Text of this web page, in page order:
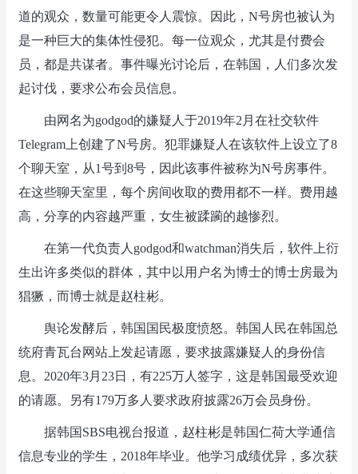
道的观众，数量可能更令人震惊。因此，N号房也被认为
是一种巨大的集体性侵犯。每一位观众，尤其是付费会
员，都是共谋者。事件曝光讨论后，在韩国，人们多次发
起讨伐，要求公布会员信息。
由网名为godgod的嫌疑人于2019年2月在社交软件
Telegram上创建了N号房。犯罪嫌疑人在该软件上设立了8
个聊天室，从1号到8号，因此该事件被称为N号房事件。
在这些聊天室里，每个房间收取的费用都不一样。费用越
高，分享的内容越严重，女生被蹂躏的越惨烈。
在第一代负责人godgod和watchman消失后，软件上衍
生出许多类似的群体，其中以用户名为博士的博士房最为
猖獗，而博士就是赵柱彬。
舆论发酵后，韩国国民极度愤怒。韩国人民在韩国总
统府青瓦台网站上发起请愿，要求披露嫌疑人的身份信
息。2020年3月23日，有225万人签字，这是韩国最受欢迎
的请愿。另有179万多人要求政府披露26万会员身份。
据韩国SBS电视台报道，赵柱彬是韩国仁荷大学通信
信息专业的学生，2018年毕业。他学习成绩优异，多次获